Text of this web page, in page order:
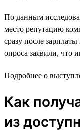
По данным
место репутацию
сразу после
опроса заявили, что
Подробнее о
Как
из